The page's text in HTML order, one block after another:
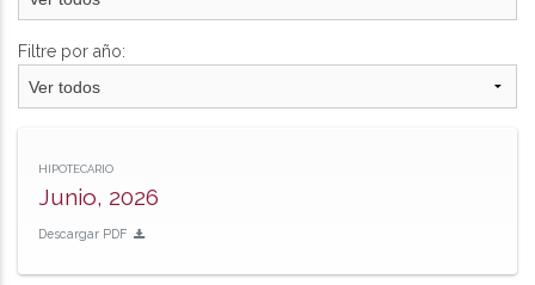
Filtre por año:
HIPOTECARIO
Junio, 2026
Descargar PDF